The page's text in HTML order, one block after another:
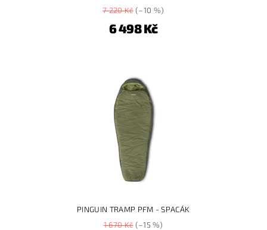
7 220 Kč(–10 %)
6 498 Kč
PINGUIN TRAMP PFM - SPACÁK
1 670 Kč(–15 %)